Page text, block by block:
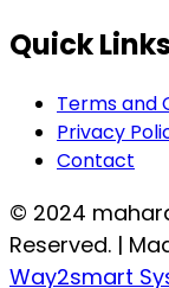
Quick
Terms and
Privacy
Contact
© 2024
Reserved. |
Way2smart